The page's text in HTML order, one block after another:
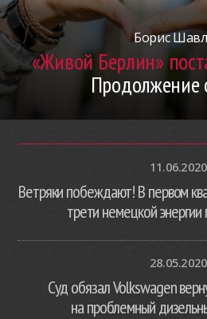
Борис
«Живой Берлин»
Продолжение
11.06.2020
Ветряки побеждают! В первом
трети немецкой энергии
28.05.2020
Суд обязал Volkswagen
на проблемный